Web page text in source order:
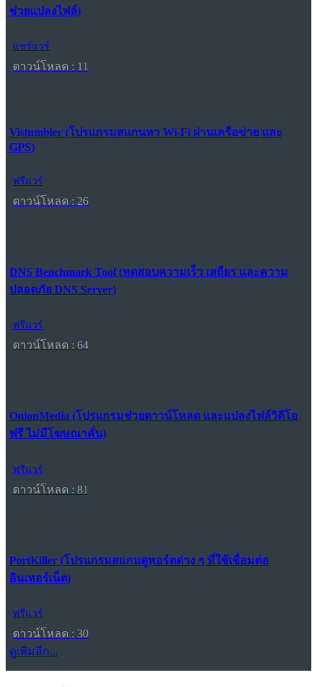
ช่วยแปลงไฟล์)
แชร์แวร์
ดาวน์โหลด : 11
Vistumbler (โปรแกรมสแกนหา Wi-Fi ผ่านเครือข่าย และ
GPS)
ฟรีแวร์
ดาวน์โหลด : 26
DNS Benchmark Tool (ทดสอบความเร็ว เสถียร และความ
ปลอดภัย DNS Server)
ฟรีแวร์
ดาวน์โหลด : 64
OnionMedia (โปรแกรมช่วยดาวน์โหลด และแปลงไฟล์วิดีโอ
ฟรี ไม่มีโฆษณาคั่น)
ฟรีแวร์
ดาวน์โหลด : 81
PortKiller (โปรแกรมสแกนดูพอร์ตต่าง ๆ ที่ใช้เชื่อมต่อ
อินเทอร์เน็ต)
ฟรีแวร์
ดาวน์โหลด : 30
ดูเพิ่มอีก...